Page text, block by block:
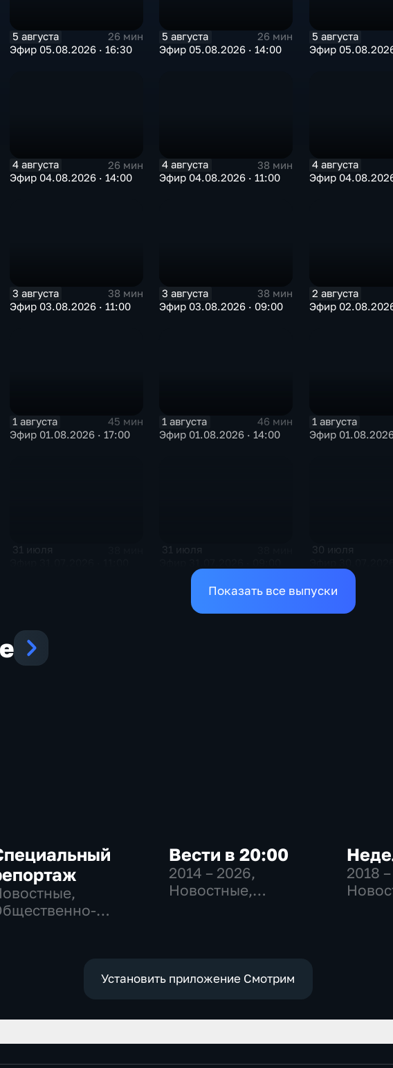
5 августа
26 мин
Эфир 05.08.2026 · 16:30
5 августа
26 мин
Эфир 05.08.2026 · 14:00
5 августа
Эфир
4 августа
26 мин
Эфир 04.08.2026 · 14:00
4 августа
38 мин
Эфир 04.08.2026 · 11:00
4 августа
Эфир
3 августа
38 мин
Эфир 03.08.2026 · 11:00
3 августа
38 мин
Эфир 03.08.2026 · 09:00
2 августа
Эфир
1 августа
45 мин
Эфир 01.08.2026 · 17:00
1 августа
46 мин
Эфир 01.08.2026 · 14:00
1 августа
Эфир 01.08.2026
31 июля 31 июля 30 июля
Показать все выпуски
Вести в 20:00
2014 – 2026,
Новостные,
2018
Установить приложение Смотрим